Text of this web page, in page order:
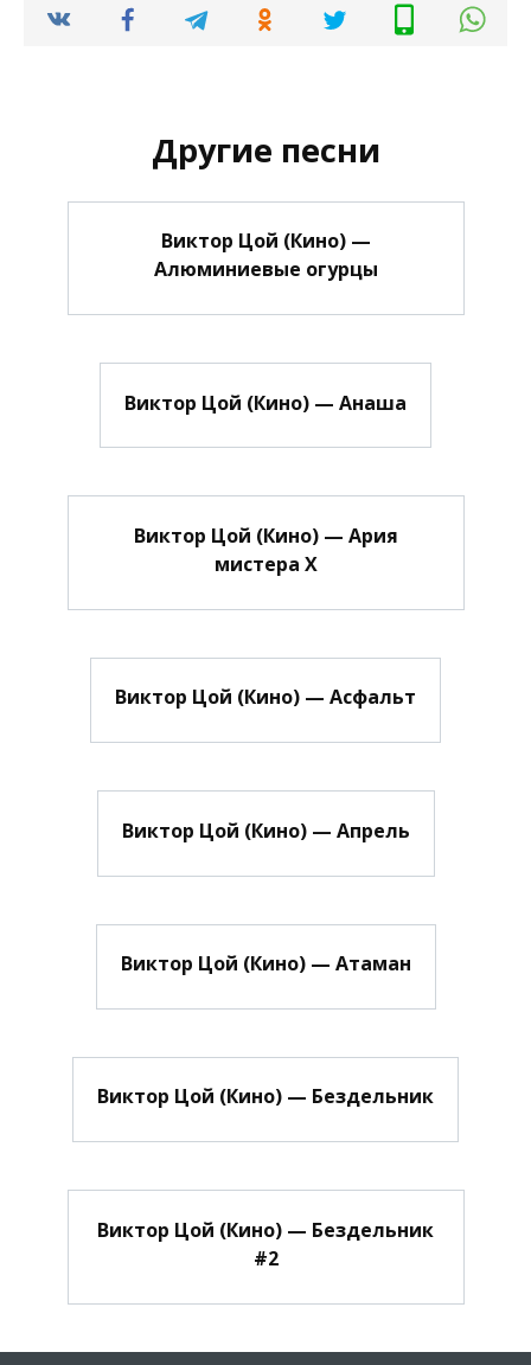
Другие песни
Виктор Цой (Кино) —
Алюминиевые огурцы
Виктор Цой (Кино) — Анаша
Виктор Цой (Кино) — Ария
мистера Х
Виктор Цой (Кино) — Асфальт
Виктор Цой (Кино) — Апрель
Виктор Цой (Кино) — Атаман
Виктор Цой (Кино) — Бездельник
Виктор Цой (Кино) — Бездельник
#2